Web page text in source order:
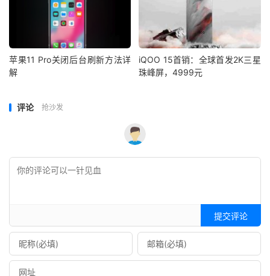
苹果11 Pro关闭后台刷新方法详
解
iQOO 15首销：全球首发2K三星
珠峰屏，4999元
评论 抢沙发
提交评论